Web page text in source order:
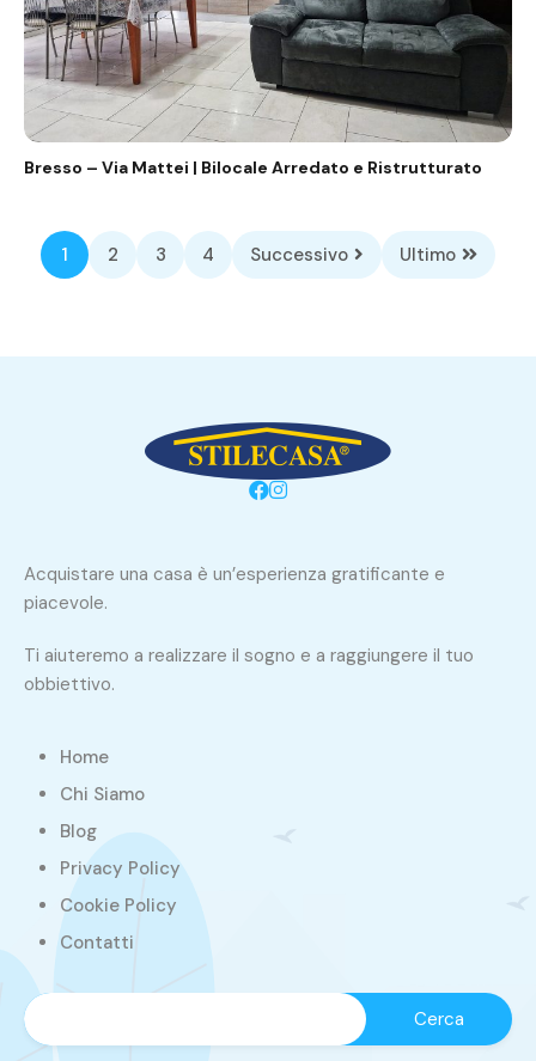
Bresso – Via Mattei | Bilocale Arredato e Ristrutturato
1 2 3 4 Successivo Ultimo
Acquistare una casa è un’esperienza gratificante e
piacevole.
Ti aiuteremo a realizzare il sogno e a raggiungere il tuo
obbiettivo.
Home
Chi Siamo
Blog
Privacy Policy
Cookie Policy
Contatti